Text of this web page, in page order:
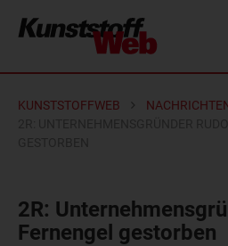
KUNSTSTOFFWEB
2R:
Fernengel gestorben